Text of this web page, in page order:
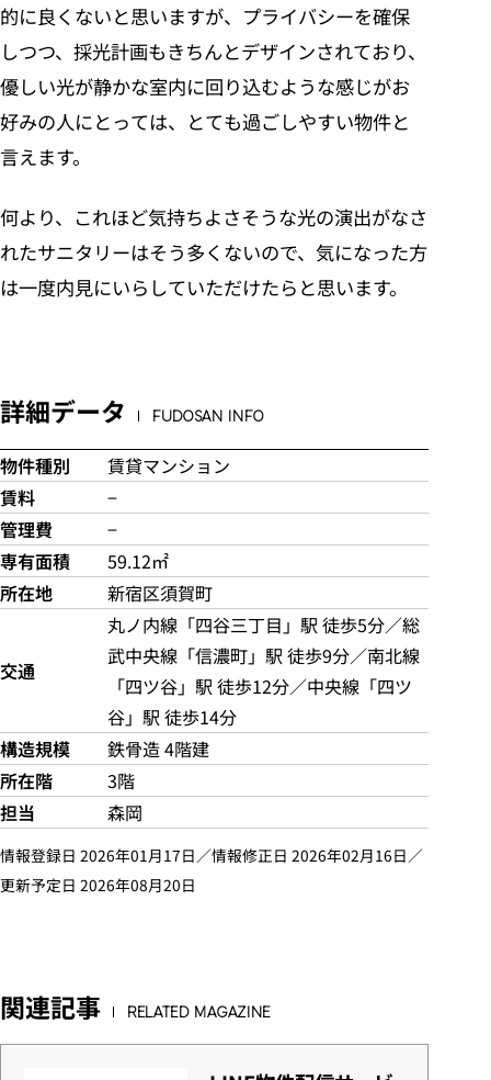
的に良くないと思いますが、プライバシーを確保
しつつ、採光計画もきちんとデザインされており、
優しい光が静かな室内に回り込むような感じがお
好みの人にとっては、とても過ごしやすい物件と
言えます。
何より、これほど気持ちよさそうな光の演出がなさ
れたサニタリーはそう多くないので、気になった方
は一度内見にいらしていただけたらと思います。
詳細データ FUDOSAN INFO
物件種別
賃貸マンション
賃料
−
管理費
−
専有面積
59.12㎡
所在地
新宿区須賀町
交通
丸ノ内線「四谷三丁目」駅 徒歩5分／総
武中央線「信濃町」駅 徒歩9分／南北線
「四ツ谷」駅 徒歩12分／中央線「四ツ
谷」駅 徒歩14分
構造規模
鉄骨造 4階建
所在階
3階
担当
森岡
情報登録日 2026年01月17日／情報修正日 2026年02月16日／
更新予定日 2026年08月20日
関連記事 RELATED MAGAZINE